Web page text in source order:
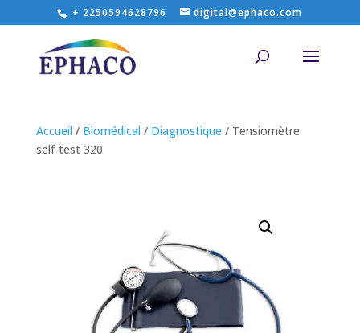
+ 2250594628796 digital@ephaco.com
Accueil / Biomédical / Diagnostique / Tensiomètre
self-test 320